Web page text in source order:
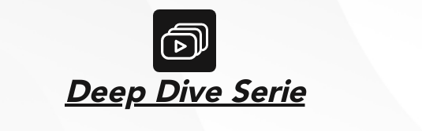
Deep Dive Serie